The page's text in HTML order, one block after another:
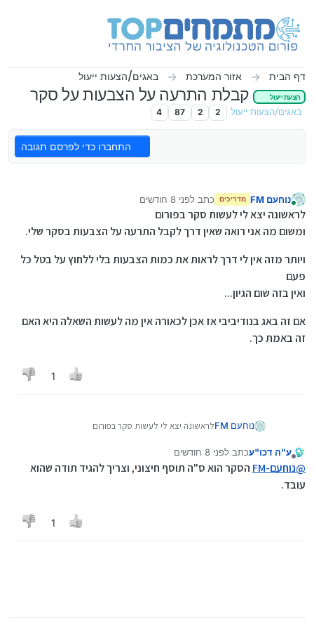
דף הבית אזור המערכת באגים/הצעות ייעול
הצעת ייעול קבלת התרעה על הצבעות על סקר
באגים/הצעות ייעול 2
2
87
4
התחברו כדי לפרסם תגובה
מחובר
נוחעם FM מדריכים כתב לפני 8 חודשים
נערך לאחרונה על ידי
לראשונה יצא לי לעשות סקר בפורום
ומשום מה אני רואה שאין דרך לקבל התרעה על הצבעות בסקר שלי.
ויותר מזה אין לי דרך לראות את כמות הצבעות בלי ללחוץ על בטל כל
פעם
ואין בזה שום הגיון...
אם זה באג בנודיביבי אז אכן לכאורה אין מה לעשות השאלה היא האם
זה באמת כך.
1
נוחעם FM
לראשונה יצא לי לעשות סקר בפורום
בסקר שלי.
ויותר מזה אין לי דרך לראות את כמות הצבעות בלי ללחוץ
על בטל כל פעם
מנותק
ע"ה דכו"עכתב לפני 8 חודשים
נערך לאחרונה על ידי
@נוחעם-FM
הסקר הוא ס"ה תוסף חיצוני, וצריך להגיד תודה שהוא
עובד.
1